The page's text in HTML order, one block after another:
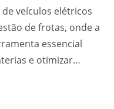
veículos elétricos
de frotas, onde a
essencial
e otimizar…